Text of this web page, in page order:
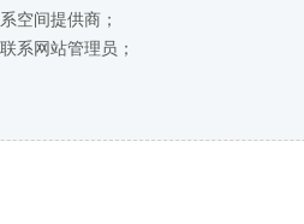
空间提供商；
系网站管理员；